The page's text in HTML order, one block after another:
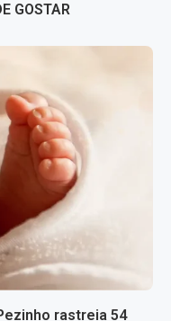
GOSTAR
rastreia 54